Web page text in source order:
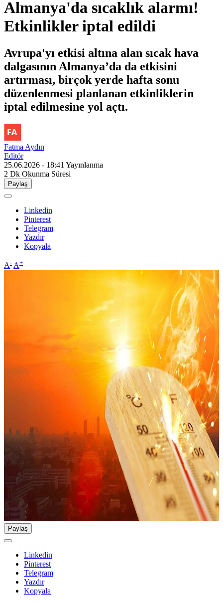
Almanya'da sıcaklık alarmı!
Etkinlikler iptal edildi
Avrupa'yı etkisi altına alan sıcak hava
dalgasının Almanya’da da etkisini
artırması, birçok yerde hafta sonu
düzenlenmesi planlanan etkinliklerin
iptal edilmesine yol açtı.
Fatma Aydın
Editör
25.06.2026 - 18:41 Yayınlanma
2 Dk Okunma Süresi
Paylaş
Linkedin
Pinterest
Telegram
Yazdır
Kopyala
A- A+
Paylaş
Linkedin
Pinterest
Telegram
Yazdır
Kopyala